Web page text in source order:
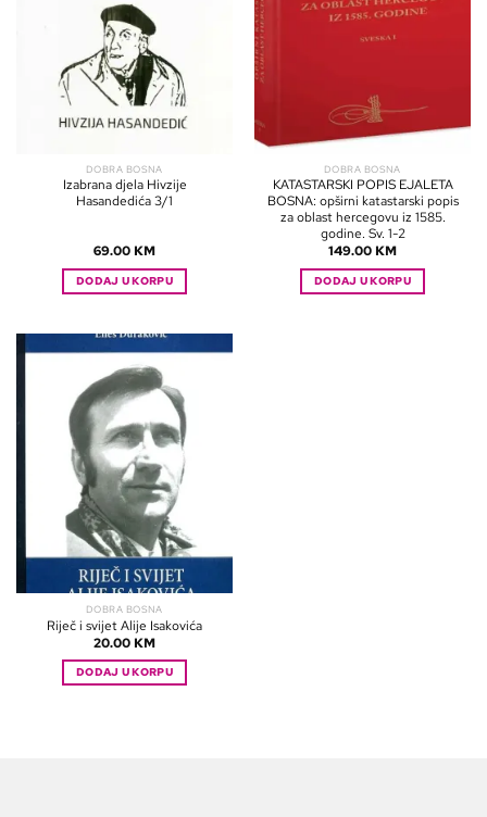
DOBRA BOSNA
Izabrana djela Hivzije
Hasandedića 3/1
69.00 KM
DODAJ U KORPU
DOBRA BOSNA
KATASTARSKI POPIS EJALETA
BOSNA: opširni katastarski popis
za oblast hercegovu iz 1585.
godine. Sv. 1-2
149.00 KM
DODAJ U KORPU
DOBRA BOSNA
Riječ i svijet Alije Isakovića
20.00 KM
DODAJ U KORPU